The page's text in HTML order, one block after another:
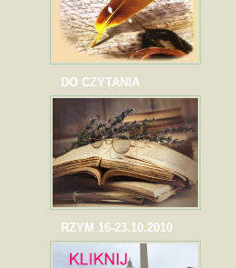
DO CZYTANIA
RZYM 16-23.10.2010